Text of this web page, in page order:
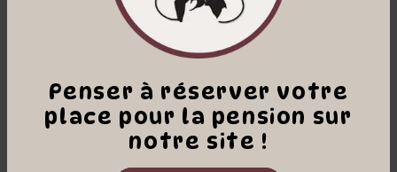
Penser à réserver votre
place pour la pension sur
notre site !